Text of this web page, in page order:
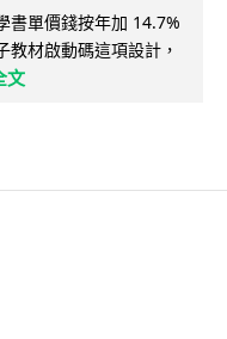
書單價錢按年加 14.7%
材啟動碼這項設計，
文